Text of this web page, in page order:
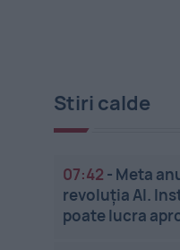
Stiri calde
07:42 - Meta
revoluția AI.
poate lucra